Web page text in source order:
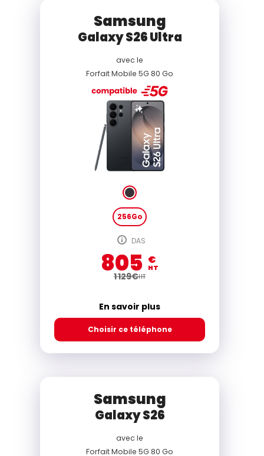
Samsung
Galaxy S26 Ultra
avec le
Forfait Mobile 5G 80 Go
256Go
DAS
805 €
HT
1 129€HT
En savoir plus
Choisir ce téléphone
Samsung
Galaxy S26
avec le
Forfait Mobile 5G 80 Go